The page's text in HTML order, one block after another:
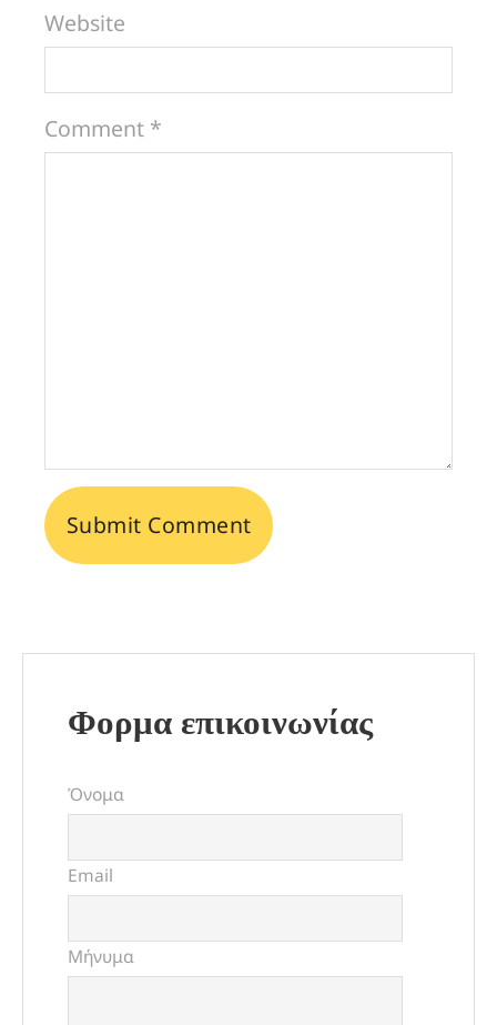
Website
Comment *
Φορμα επικοινωνίας
Όνομα
Email
Μήνυμα